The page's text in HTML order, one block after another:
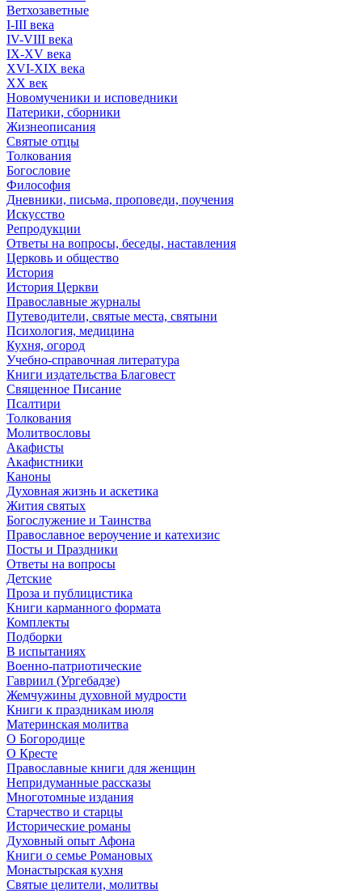
Ветхозаветные
I-III века
IV-VIII века
IX-XV века
XVI-XIX века
XX век
Новомученики и исповедники
Патерики, сборники
Жизнеописания
Святые отцы
Толкования
Богословие
Философия
Дневники, письма, проповеди, поучения
Искусство
Репродукции
Ответы на вопросы, беседы, наставления
Церковь и общество
История
История Церкви
Православные журналы
Путеводители, святые места, святыни
Психология, медицина
Кухня, огород
Учебно-справочная литература
Книги издательства Благовест
Священное Писание
Псалтири
Толкования
Молитвословы
Акафисты
Акафистники
Каноны
Духовная жизнь и аскетика
Жития святых
Богослужение и Таинства
Православное вероучение и катехизис
Посты и Праздники
Ответы на вопросы
Детские
Проза и публицистика
Книги карманного формата
Комплекты
Подборки
В испытаниях
Военно-патриотические
Гавриил (Ургебадзе)
Жемчужины духовной мудрости
Книги к праздникам июля
Материнская молитва
О Богородице
О Кресте
Православные книги для женщин
Непридуманные рассказы
Многотомные издания
Старчество и старцы
Исторические романы
Духовный опыт Афона
Книги о семье Романовых
Монастырская кухня
Святые целители, молитвы